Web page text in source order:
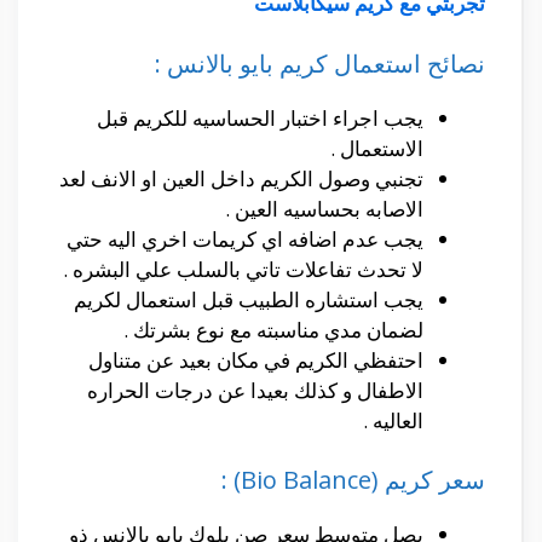
نصائح استعمال كريم بايو بالانس :
يجب اجراء اختبار الحساسيه للكريم قبل
الاستعمال .
تجنبي وصول الكريم داخل العين او الانف لعد
الاصابه بحساسيه العين .
يجب عدم اضافه اي كريمات اخري اليه حتي
لا تحدث تفاعلات تاتي بالسلب علي البشره .
يجب استشاره الطبيب قبل استعمال لكريم
لضمان مدي مناسبته مع نوع بشرتك .
احتفظي الكريم في مكان بعيد عن متناول
الاطفال و كذلك بعيدا عن درجات الحراره
العاليه .
سعر كريم (Bio Balance) :
يصل متوسط سعر صن بلوك بايو بالانس ذو